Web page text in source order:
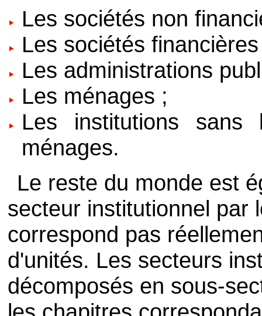
Les sociétés non
Les sociétés
Les administrations
Les ménages ;
Les institutions
ménages.
Le reste du monde est
secteur institutionnel par
correspond pas
d'unités. Les secteurs
décomposés en sous-